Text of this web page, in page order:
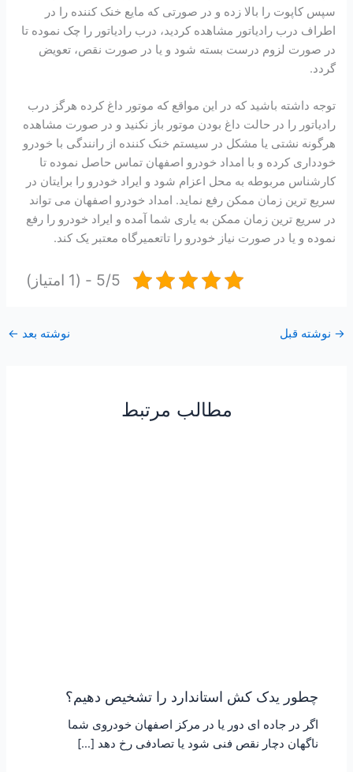
سپس کاپوت را بالا زده و در صورتی که مایع خنک کننده را در
اطراف درب رادیاتور مشاهده کردید، درب رادیاتور را چک نموده تا
در صورت لزوم درست بسته شود و یا در صورت نقص، تعویض
گردد.
توجه داشته باشید که در این مواقع که موتور داغ کرده هرگز درب
رادیاتور را در حالت داغ بودن موتور باز نکنید و در صورت مشاهده
هرگونه نشتی یا مشکل در سیستم خنک کننده از رانندگی با خودرو
خودداری کرده و با امداد خودرو اصفهان تماس حاصل نموده تا
کارشناس مربوطه به محل اعزام شود و ایراد خودرو را برایتان در
سریع ترین زمان ممکن رفع نماید. امداد خودرو اصفهان می تواند
در سریع ترین زمان ممکن به یاری شما آمده و ایراد خودرو را رفع
نموده و یا در صورت نیاز خودرو را تاتعمیرگاه معتبر یک کند.
5/5 - (1 امتیاز)
→ نوشته قبل نوشته بعد ←
مطالب مرتبط
چطور یدک کش استاندارد را تشخیص دهیم؟
اگر در جاده ای دور یا در مرکز اصفهان خودروی شما
ناگهان دچار نقص فنی شود یا تصادفی رخ دهد […]